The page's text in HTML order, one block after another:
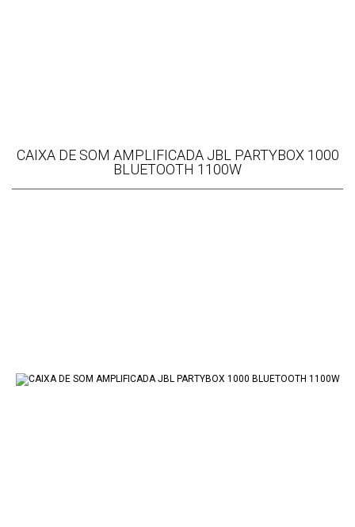
CAIXA DE SOM AMPLIFICADA JBL PARTYBOX 1000
BLUETOOTH 1100W